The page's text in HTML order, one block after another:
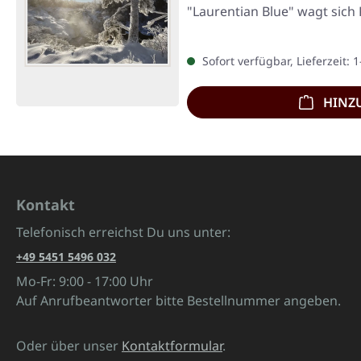
"Laurentian Blue" wagt
Sofort verfügbar, Lieferzeit:
Kontakt
Telefonisch erreichst Du uns unter:
+49 5451 5496 032
Mo-Fr: 9:00 - 17:00 Uhr
Auf Anrufbeantworter bitte Bestellnummer angeben.
Oder über unser Kontaktformular.